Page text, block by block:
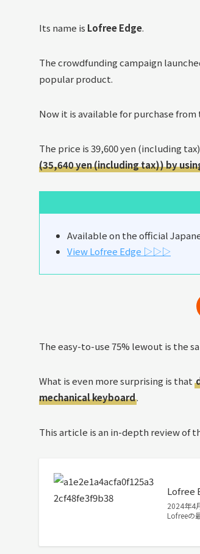
Its name is Lofree Edge.
The crowdfunding campaign
popular product.
Now it is available for purchase
The price is 39,600 yen (including
(35,640 yen (including tax)) by
Available on the official
View Lofree Edge ▷▷▷
The easy-to-use 75% lewout is the
What is even more surprising is that
mechanical keyboard.
This article is an in-depth review of
Lofree
2024年4
Lofreeの